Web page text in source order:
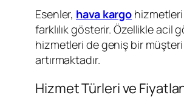
Esenler, hava kargo
farklılık gösterir. Özellikle
hizmetleri de geniş bir
artırmaktadır.
Hizmet Türleri ve